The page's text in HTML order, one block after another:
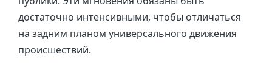
достаточно интенсивными, чтобы отличаться
на задним планом универсального движения
происшествий.